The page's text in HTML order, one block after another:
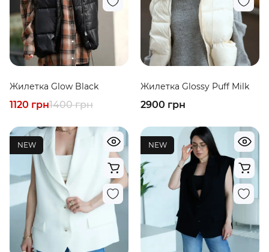
Жилетка Glow Black
1400 грн
1120 грн
Жилетка Glossy Puff Milk
2900 грн
NEW NEW